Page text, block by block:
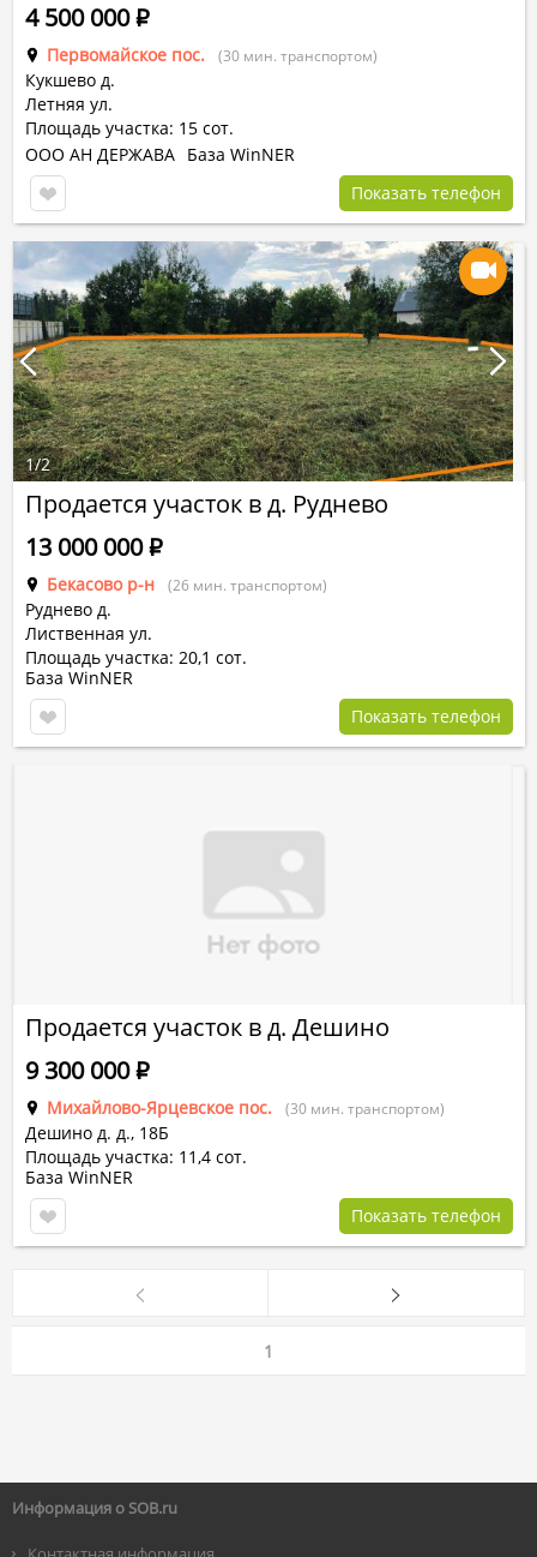
Первомайское пос. (30 мин. транспортом)
Кукшево д.
Летняя ул.
Площадь участка: 15 сот.
4 500 000Р
ООО АН ДЕРЖАВА База WinNER
Показать телефон
Продается участок в д. Руднево
Бекасово р-н (26 мин. транспортом)
Руднево д.
Лиственная ул.
Площадь участка: 20,1 сот.
13 000 000Р
База WinNER
Показать телефон
1/2
Продается участок в д. Дешино
Михайлово-Ярцевское пос. (30 мин. транспортом)
Дешино д. д., 18Б
Площадь участка: 11,4 сот.
9 300 000Р
База WinNER
Показать телефон
1
Информация о SOB.ru